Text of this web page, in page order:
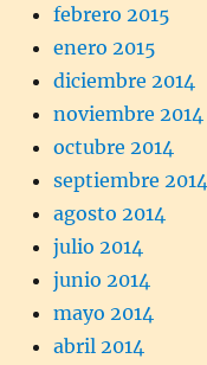
febrero 2015
enero 2015
diciembre 2014
noviembre 2014
octubre 2014
septiembre 2014
agosto 2014
julio 2014
junio 2014
mayo 2014
abril 2014